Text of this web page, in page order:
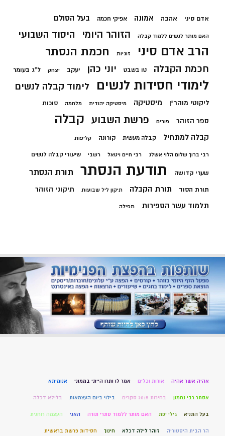
אדם סיני אהבה אמונה אפיקי חכמה בעל הסולם
האם מותר לנשים ללמוד קבלה הזוהר היומי היסוד השבועי
הרב אדם סיני זוגיות חכמת הנסתר
חכמת הקבלה טו בשבט יוני כהן יעקב יצחק ל"ג בעומר
לימודי חסידות לנשים לימוד קבלה לנשים
ליקוטי מוהר"ן מיסטיקה מיסטיקה יהודית מלחמה סוכות
ספר הזוהר פורים פרשת השבוע קבלה
קבלה למתחיל קבלה מעשית קורונה קליפות
רבי ברוך שלום הלוי אשלג רבי חיים ויטאל רשבי שיעורי קבלה לנשים
שערי קדושה תודעת הנסתר תורת הנסתר
תורת הסוד תורת הקבלה תיקון ליל שבועות תיקוני הזוהר
תלמוד עשר הספירות תפילה
אהיה אשר אהיה אורות וכלים אמר לו ותרן הייתי בממוני אנומיתא
אסתר רבי נחמון בחירות 2015 סקרים בילוי ביום העצמאות בלילא דכלה
בעל התניא גילי יפת האם מותר ללמוד סתרי תורה האני העצמה רוחנית
הר הבית היסטוריה זוהר לילה דכלא חינוך חסידות פרשת בראשית